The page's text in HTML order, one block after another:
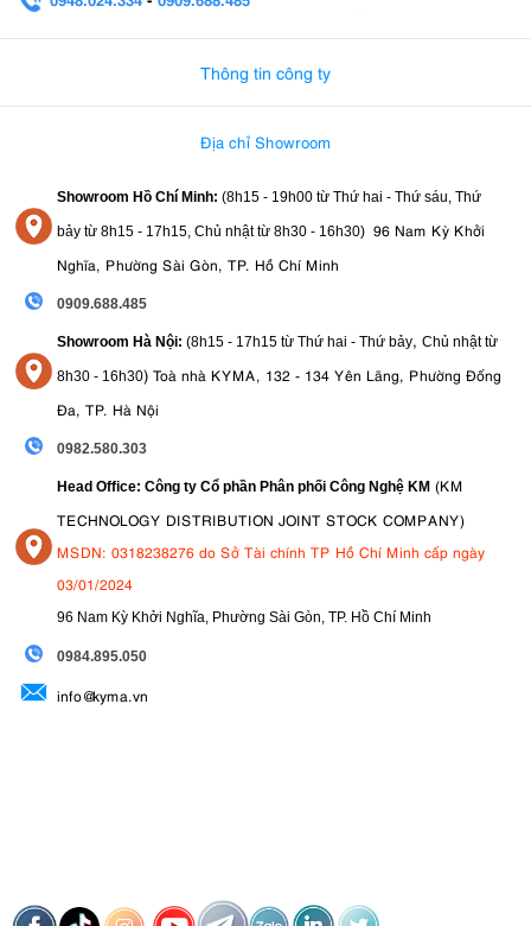
Thông tin công ty
Địa chỉ Showroom
Showroom Hồ Chí Minh: (8h15 - 19h00 từ Thứ hai - Thứ sáu, Thứ
bảy từ 8h15 - 17h15, Chủ nhật từ 8h30 - 16h30) 96 Nam Kỳ Khởi
Nghĩa, Phường Sài Gòn, TP. Hồ Chí Minh
0909.688.485
Showroom Hà Nội: (8h15 - 17h15 từ Thứ hai - Thứ bảy, Chủ nhật từ
8h30 - 16h30) Toà nhà KYMA, 132 - 134 Yên Lãng, Phường Đống
Đa, TP. Hà Nội
0982.580.303
Head Office: Công ty Cổ phần Phân phối Công Nghệ KM (KM
TECHNOLOGY DISTRIBUTION JOINT STOCK COMPANY)
MSDN: 0318238276 do Sở Tài chính TP Hồ Chí Minh cấp ngày
03/01/2024
96 Nam Kỳ Khởi Nghĩa, Phường Sài Gòn, TP. Hồ Chí Minh
0984.895.050
info@kyma.vn